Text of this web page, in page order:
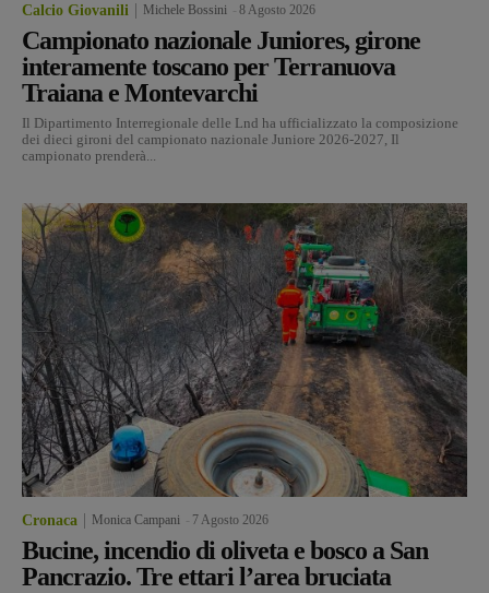
Calcio Giovanili Michele Bossini 8 Agosto 2026
Campionato nazionale Juniores, girone
interamente toscano per Terranuova
Traiana e Montevarchi
Il Dipartimento Interregionale delle Lnd ha ufficializzato la composizione
dei dieci gironi del campionato nazionale Juniore 2026-2027, Il
campionato prenderà...
Cronaca Monica Campani 7 Agosto 2026
Bucine, incendio di oliveta e bosco a San
Pancrazio. Tre ettari l’area bruciata